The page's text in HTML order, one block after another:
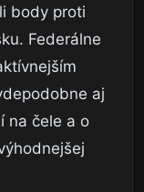
body proti
Federálne
aj
na čele a o